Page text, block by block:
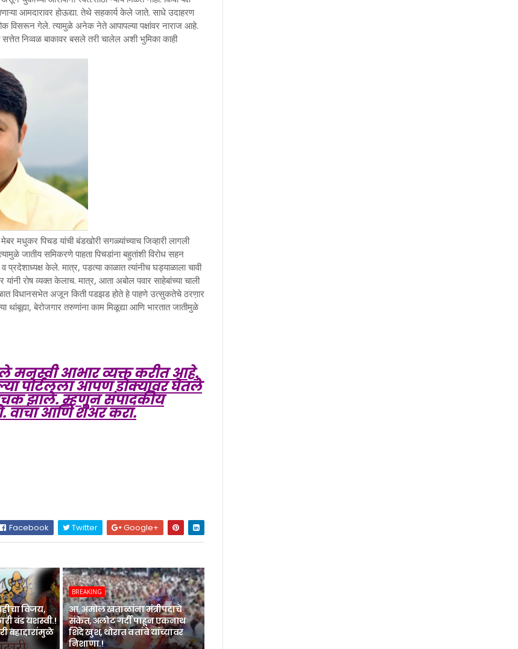
आमदारावर होऊद्या. तेथे सहकार्य केले जाते. साधे उदाहरण
विसरून गेले. त्यामुळे अनेक नेते आपापल्या पक्षांवर नाराज आहे.
निव्वळ बाकावर बसले तरी चालेल अशी भुमिका काही
मधुकर पिचड यांची बंडखोरी सगळ्यांच्याच जिव्हारी लागली
जातीय समिकरणे पाहता पिचडांना बहुतांशी विरोध सहन
केले. मात्र, पडत्या काळात त्यांनीच घड्याळाला चावी
रोष व्यक्त केलाच. मात्र, आता अबोल पवार साहेबांच्या चाली
विधानसभेत अजून किती पडझड होते हे पाहणे उत्सुकतेचे ठरण़ार
बेरोजगार तरुणांना काम मिळूद्या आणि भारतात जातीमुळे
मनस्वी आभार व्यक्त करीत आहे.
पोर्टलला आपण डोक्यावर घेतले
झाले. म्हणून संपादकीय
आणि शेअर करा.
Facebook Twitter Google+
विजय,
बंड यशस्वी.!
बहाद्दारांमुळे
BREAKING
आ. अमोल खताळांना मंत्रीपदाचे
संकेत, अलोट गर्दी पाहून एकनाथ
शिंदे खुश, थोरात व तांबे यांच्यावर
निशाणा.!